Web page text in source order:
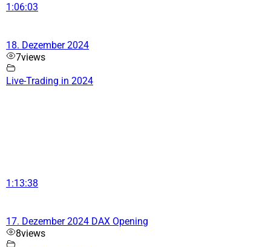
1:06:03
18. Dezember 2024
7views
Live-Trading in 2024
1:13:38
17. Dezember 2024 DAX Opening
8views